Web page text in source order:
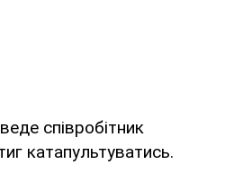
співробітник
катапультуватись.